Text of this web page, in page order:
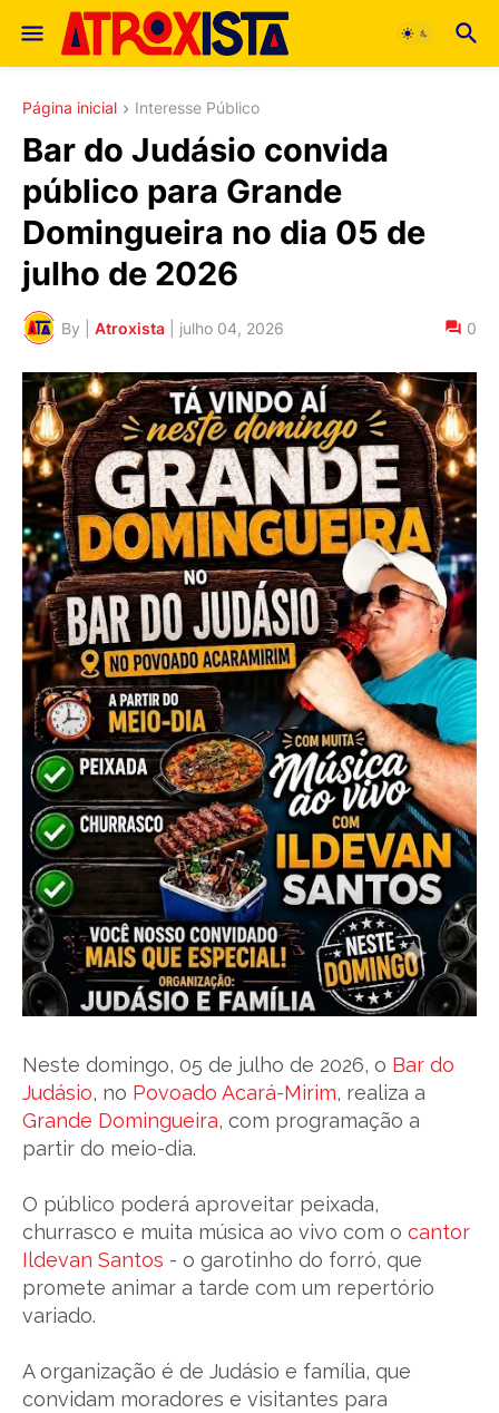
Página inicial Interesse Público
Bar do Judásio convida
público para Grande
Domingueira no dia 05 de
julho de 2026
By | Atroxista julho 04, 2026 0
Neste domingo, 05 de julho de 2026, o Bar do
Judásio, no Povoado Acará-Mirim, realiza a
Grande Domingueira, com programação a
partir do meio-dia.
O público poderá aproveitar peixada,
churrasco e muita música ao vivo com o cantor
Ildevan Santos - o garotinho do forró, que
promete animar a tarde com um repertório
variado.
A organização é de Judásio e família, que
convidam moradores e visitantes para